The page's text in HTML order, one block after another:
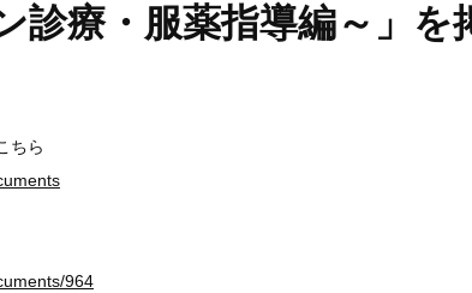
診療・服薬指導編～」を
ちら
964